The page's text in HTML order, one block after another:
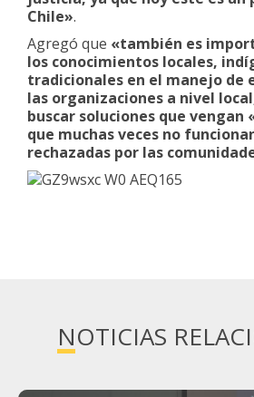
Chile».
Agregó que «también es
los conocimientos locales,
tradicionales en el manejo de
las organizaciones a nivel
buscar soluciones que vengan
que muchas veces no
rechazadas por las
NOTICIAS